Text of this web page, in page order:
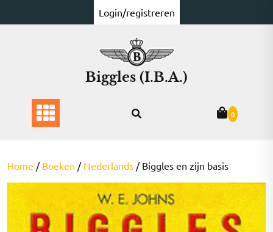
naar
Login/registreren
Biggles (I.B.A.)
0
Home / Boeken / Nederlands / Biggles en zijn basis